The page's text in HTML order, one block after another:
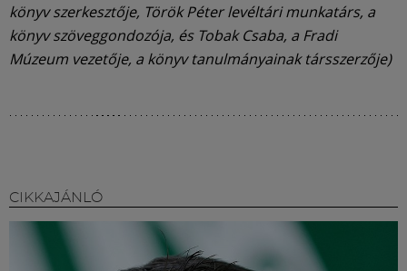
könyv szerkesztője, Török Péter levéltári munkatárs, a
könyv szöveggondozója, és Tobak Csaba, a Fradi
Múzeum vezetője, a könyv tanulmányainak társszerzője)
CIKKAJÁNLÓ